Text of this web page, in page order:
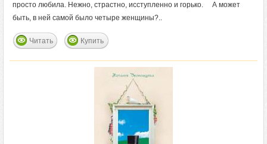
просто любила. Нежно, страстно, исступленно и горько. А может
быть, в ней самой было четыре женщины?..
Читать Купить